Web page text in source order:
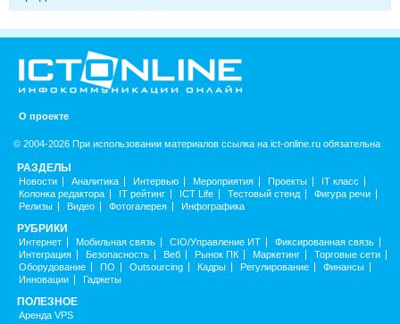
О проекте
© 2004-2026 При использовании материалов ссылка на ict-online.ru обязательна
РАЗДЕЛЫ
Новости Аналитика Интервью Мероприятия Проекты
IT класс
Колонка редактора
IT рейтинг ICT Life Тестовый стенд
Фигура речи
Релизы
Видео Фотогалерея Инфографика
РУБРИКИ
Интернет Мобильная связь CIO/Управление ИТ
Фиксированная связь
Интеграция
Безопасность Веб Рынок ПК Маркетинг
Торговые сети
Оборудование
ПО Outsourcing Кадры Регулирование
Финансы
Инновации
Гаджеты
ПОЛЕЗНОЕ
Аренда VPS